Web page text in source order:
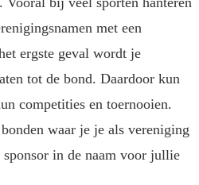
met een
ergste geval wordt je
tot de bond. Daardoor kun
competities en toernooien.
waar je je als vereniging
in de naam voor jullie